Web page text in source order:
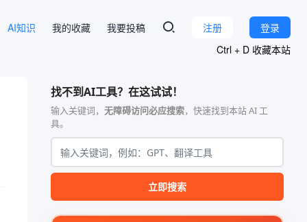
登录
注册
AI知识 我的收藏
我要投稿
Ctrl + D 收藏本站
找不到AI工具？在这试试！
输入关键词， 无障碍访问必应搜索，快速找到本站 AI 工
具。
立即搜索